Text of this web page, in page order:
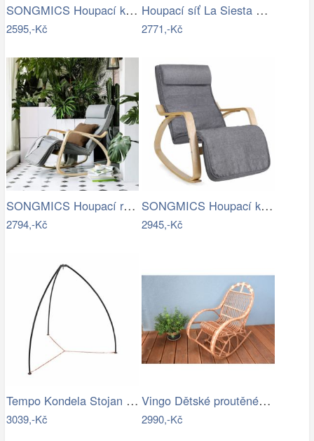
SONGMICS Houpací křeslo Ben béžové
2595,-Kč
Houpací síť La Siesta ORQUIDEA - IN
2771,-Kč
SONGMICS Houpací relaxační křeslo…
2794,-Kč
SONGMICS Houpací křeslo Ben světle šedé
2945,-Kč
Tempo Kondela Stojan pro závěsné křeslo…
3039,-Kč
Vingo Dětské proutěné houpací křeslo
2990,-Kč